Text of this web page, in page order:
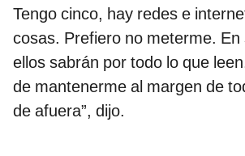
Tengo cinco, hay redes e
cosas. Prefiero no meterme. En
ellos sabrán por todo lo que
de mantenerme al margen de
de afuera”, dijo.